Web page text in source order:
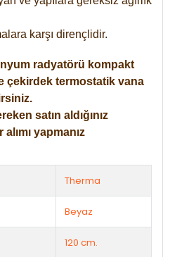
karşı dirençlidir.
radyatörü kompakt
çekirdek termostatik vana
satın aldığınız
yapmanız
Therma
Beyaz
120 cm.